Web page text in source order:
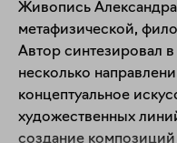
Живопись
метафизической,
Автор синтезировал
несколько
концептуальное
художественных
создание композиций